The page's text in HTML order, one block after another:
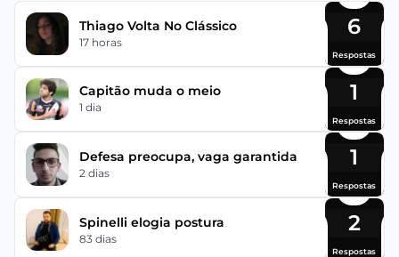
Thiago Volta No Clássico
17 horas
6
Respostas
Capitão muda o meio
1 dia
1
Respostas
Defesa preocupa, vaga garantida
2 dias
1
Respostas
Spinelli elogia postura
83 dias
2
Respostas